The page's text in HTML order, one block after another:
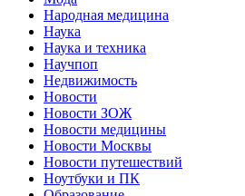
Народная медицина
Наука
Наука и техника
Научпоп
Недвижимость
Новости
Новости ЗОЖ
Новости медицины
Новости Москвы
Новости путешествий
Ноутбуки и ПК